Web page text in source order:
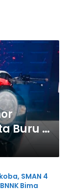
Buru 2
SMAN 4
Bima